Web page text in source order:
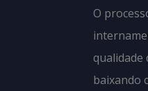
O
qualidade
baixando